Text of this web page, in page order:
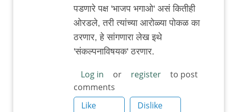
पडणारे पक्ष 'भाजप भगाओ' असं कितीही
ओरडले, तरी त्यांच्या आरोळ्या पोकळ का
ठरणार, हे सांगणारा लेख इथे
'संकल्पनाविषयक' ठरणार.
Log in or register
to post
comments
Like
Dislike